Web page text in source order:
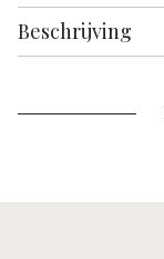
Beschrijving